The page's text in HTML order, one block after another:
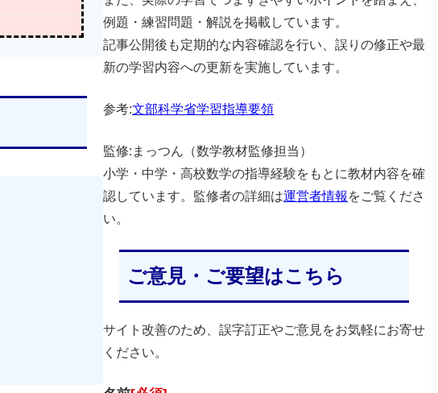
例題・練習問題・解説を掲載しています。
記事公開後も定期的な内容確認を行い、誤りの修正や最
新の学習内容への更新を実施しています。
参考:文部科学省学習指導要領
監修:まっつん（数学教材監修担当）
小学・中学・高校数学の指導経験をもとに教材内容を確
認しています。監修者の詳細は運営者情報 をご覧くださ
い。
ご意見・ご要望はこちら
サイト改善のため、誤字訂正やご意見をお気軽にお寄せ
ください。